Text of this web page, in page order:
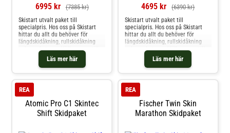
6995 kr (7385 kr)
Läs mer här
Skistart utvalt paket till
specialpris. Hos oss på Skistart
hittar du allt du behöver för
längdskidåkning, rullskidåkning
och mycket mer. Välkommen till
4695 kr (6390 kr)
Läs mer här
Skistart utvalt paket till
specialpris. Hos oss på Skistart
hittar du allt du behöver för
längdskidåkning, rullskidåkning
och mycket mer. Välkommen till
Atomic Pro C1 Skintec
Shift Skidpaket
REA
Fischer Twin Skin
Marathon Skidpaket
REA